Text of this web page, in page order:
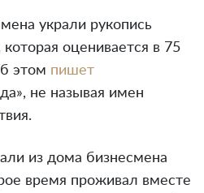
украли рукопись
оценивается в 75
этом пишет
не называя имен
из дома бизнесмена
время проживал вместе